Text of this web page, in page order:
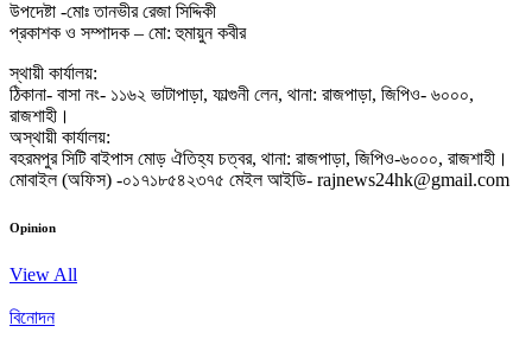
উপদেষ্টা -মোঃ তানভীর রেজা সিদ্দিকী
প্রকাশক ও সম্পাদক – মো: হুমায়ুন কবীর
স্থায়ী কার্যালয়:
ঠিকানা- বাসা নং- ১১৬২ ভাটাপাড়া, ফাল্গুনী লেন, থানা: রাজপাড়া, জিপিও- ৬০০০,
রাজশাহী।
অস্থায়ী কার্যালয়:
বহরমপুর সিটি বাইপাস মোড় ঐতিহ্য চত্বর, থানা: রাজপাড়া, জিপিও-৬০০০, রাজশাহী।
মোবাইল (অফিস) -০১৭১৮৫৪২৩৭৫ মেইল আইডি- rajnews24hk@gmail.com
Opinion
View All
বিনোদন